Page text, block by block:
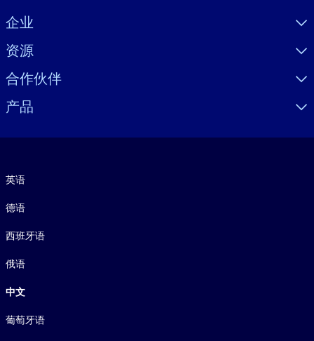
Visually hidden Text
企业
资源
合作伙伴
产品
英语
德语
西班牙语
俄语
中文
葡萄牙语